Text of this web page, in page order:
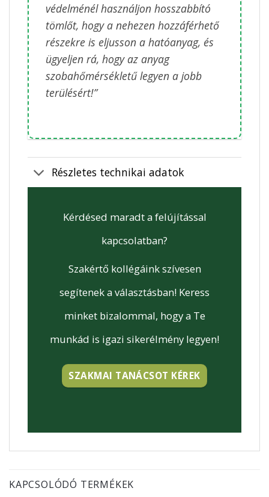
védelménél használjon hosszabbító
tömlőt, hogy a nehezen hozzáférhető
részekre is eljusson a hatóanyag, és
ügyeljen rá, hogy az anyag
szobahőmérsékletű legyen a jobb
terülésért!”
Részletes technikai adatok
Kérdésed maradt a felújítással
kapcsolatban?
Szakértő kollégáink szívesen
segítenek a választásban! Keress
minket bizalommal, hogy a Te
munkád is igazi sikerélmény legyen!
SZAKMAI TANÁCSOT KÉREK
KAPCSOLÓDÓ TERMÉKEK